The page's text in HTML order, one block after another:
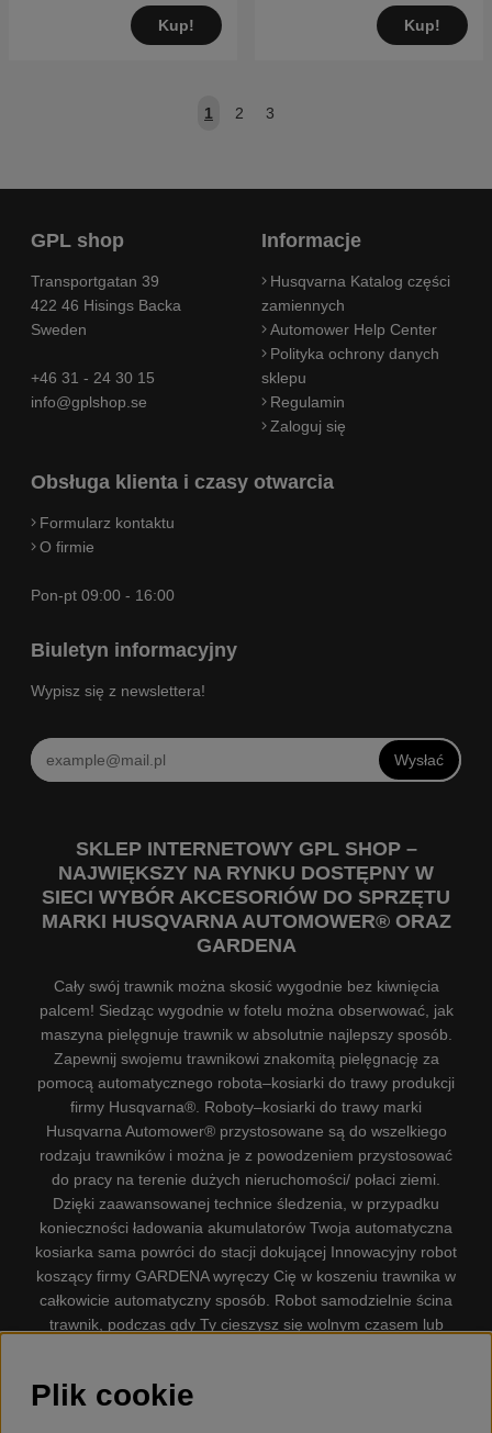
Kup! Kup!
1 2 3
GPL shop
Transportgatan 39
422 46 Hisings Backa
Sweden
+46 31 - 24 30 15
info@gplshop.se
Informacje
Husqvarna Katalog części
zamiennych
Automower Help Center
Polityka ochrony danych
sklepu
Regulamin
Zaloguj się
Obsługa klienta i czasy otwarcia
Formularz kontaktu
O firmie
Pon-pt 09:00 - 16:00
Biuletyn informacyjny
Wypisz się z newslettera!
Wysłać
SKLEP INTERNETOWY GPL SHOP –
NAJWIĘKSZY NA RYNKU DOSTĘPNY W
SIECI WYBÓR AKCESORIÓW DO SPRZĘTU
MARKI HUSQVARNA AUTOMOWER® ORAZ
GARDENA
Cały swój trawnik można skosić wygodnie bez kiwnięcia
palcem! Siedząc wygodnie w fotelu można obserwować, jak
maszyna pielęgnuje trawnik w absolutnie najlepszy sposób.
Zapewnij swojemu trawnikowi znakomitą pielęgnację za
pomocą automatycznego robota–kosiarki do trawy produkcji
firmy Husqvarna®. Roboty–kosiarki do trawy marki
Husqvarna Automower® przystosowane są do wszelkiego
rodzaju trawników i można je z powodzeniem przystosować
do pracy na terenie dużych nieruchomości/ połaci ziemi.
Dzięki zaawansowanej technice śledzenia, w przypadku
konieczności ładowania akumulatorów Twoja automatyczna
kosiarka sama powróci do stacji dokującej Innowacyjny robot
koszący firmy GARDENA wyręczy Cię w koszeniu trawnika w
całkowicie automatyczny sposób. Robot samodzielnie ścina
trawnik, podczas gdy Ty cieszysz się wolnym czasem lub
dostępną na rynku. Firma nasza dysponuje. Gplshop
Plik cookie